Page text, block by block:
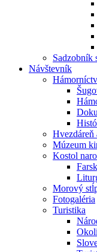
Sadzobník
Návštevník
Hvezdáreň
Múzeum
Kostol
Morový
Fotogaléria
Turistika